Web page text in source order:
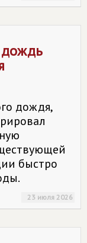
дождя,
быстро
23 июля 2026